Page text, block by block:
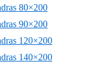
80×200
90×200
120×200
140×200